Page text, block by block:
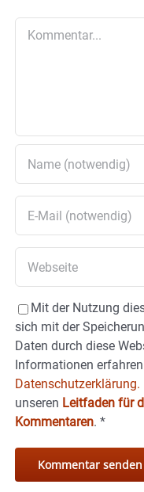
Mit der Nutzung
sich mit der
Daten durch diese
Informationen
Datenschutzerklärung.
unseren Leitfaden für
Kommentaren. *